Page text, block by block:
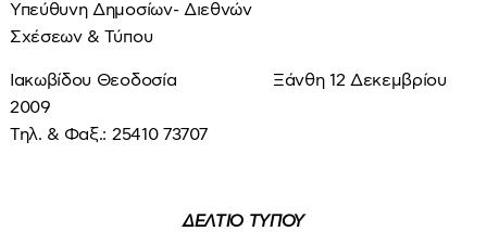
Υπεύθυνη Δημοσίων- Διεθνών
Σχέσεων & Τύπου
Ιακωβίδου Θεοδοσία Ξάνθη 12 Δεκεμβρίου
2009
Τηλ. & Φαξ.: 25410 73707
ΔΕΛΤΙΟ ΤΥΠΟΥ